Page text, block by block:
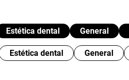
Estética dental General
Estética dental General